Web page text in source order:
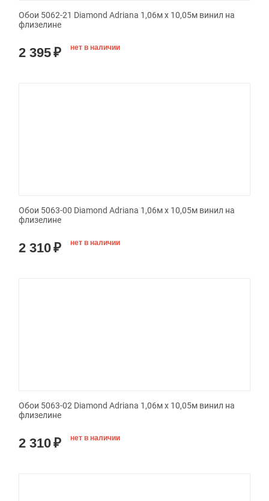
Обои 5062-21 Diamond Adriana 1,06м х 10,05м винил на
флизелине
2 395₽ нет в наличии
Обои 5063-00 Diamond Adriana 1,06м х 10,05м винил на
флизелине
2 310₽ нет в наличии
Обои 5063-02 Diamond Adriana 1,06м х 10,05м винил на
флизелине
2 310₽ нет в наличии